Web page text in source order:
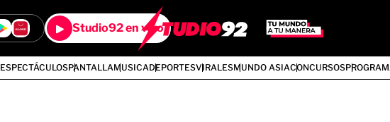
Studio92 en vivo
ESPECTÁCULOSPANTALLAMUSICADEPORTESVIRALESMUNDO ASIACONCURSOS